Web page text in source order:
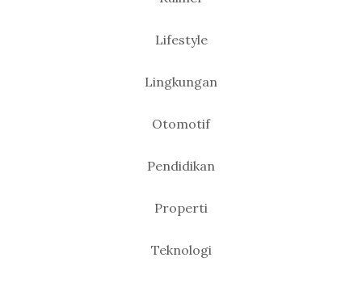
Lifestyle
Lingkungan
Otomotif
Pendidikan
Properti
Teknologi